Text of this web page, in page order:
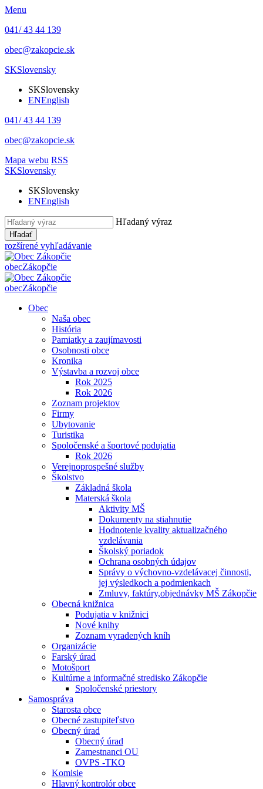
Menu
041/ 43 44 139
obec@zakopcie.sk
SKSlovensky
SKSlovensky
ENEnglish
041/ 43 44 139
obec@zakopcie.sk
Mapa webu RSS
SKSlovensky
SKSlovensky
ENEnglish
Hľadaný výraz
Hľadať
rozšírené vyhľadávanie
obecZákopčie
obecZákopčie
Obec
Naša obec
História
Pamiatky a zaujímavosti
Osobnosti obce
Kronika
Výstavba a rozvoj obce
Rok 2025
Rok 2026
Zoznam projektov
Firmy
Ubytovanie
Turistika
Spoločenské a športové podujatia
Rok 2026
Verejnoprospešné služby
Školstvo
Základná škola
Materská škola
Aktivity MŠ
Dokumenty na stiahnutie
Hodnotenie kvality aktualizačného
vzdelávania
Školský poriadok
Ochrana osobných údajov
Správy o výchovno-vzdelávacej činnosti,
jej výsledkoch a podmienkach
Zmluvy, faktúry,objednávky MŠ Zákopčie
Obecná knižnica
Podujatia v knižnici
Nové knihy
Zoznam vyradených kníh
Organizácie
Farský úrad
Motošport
Kultúrne a informačné stredisko Zákopčie
Spoločenské priestory
Samospráva
Starosta obce
Obecné zastupiteľstvo
Obecný úrad
Obecný úrad
Zamestnanci OU
OVPS -TKO
Komisie
Hlavný kontrolór obce